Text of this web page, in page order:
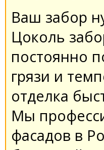
Ваш забор
Цоколь
постоянно
грязи и
отделка
Мы
фасадов в